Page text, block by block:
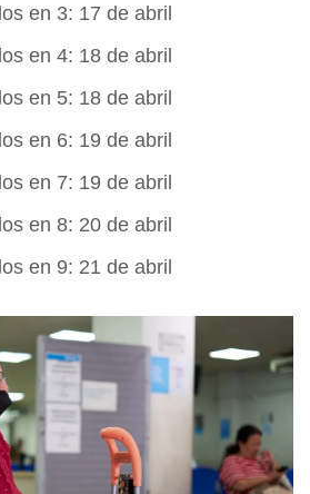
en 3: 17 de abril
en 4: 18 de abril
en 5: 18 de abril
en 6: 19 de abril
en 7: 19 de abril
en 8: 20 de abril
en 9: 21 de abril